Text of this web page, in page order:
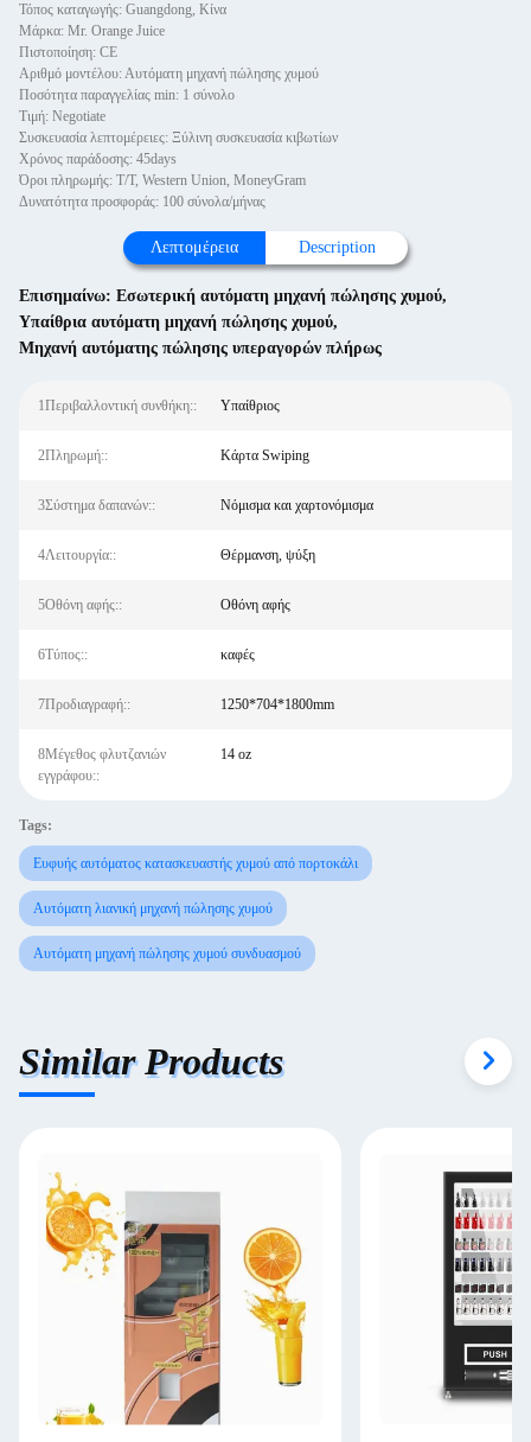
Τόπος καταγωγής: Guangdong, Κίνα
Μάρκα: Mr. Orange Juice
Πιστοποίηση: CE
Αριθμό μοντέλου: Αυτόματη μηχανή πώλησης χυμού
Ποσότητα παραγγελίας min: 1 σύνολο
Τιμή: Negotiate
Συσκευασία λεπτομέρειες: Ξύλινη συσκευασία κιβωτίων
Χρόνος παράδοσης: 45days
Όροι πληρωμής: T/T, Western Union, MoneyGram
Δυνατότητα προσφοράς: 100 σύνολα/μήνας
Λεπτομέρεια Description
Επισημαίνω: Εσωτερική αυτόματη μηχανή πώλησης χυμού,
Υπαίθρια αυτόματη μηχανή πώλησης χυμού,
Μηχανή αυτόματης πώλησης υπεραγορών πλήρως
1Περιβαλλοντική συνθήκη:: Υπαίθριος
2Πληρωμή:: Κάρτα Swiping
3Σύστημα δαπανών:: Νόμισμα και χαρτονόμισμα
4Λειτουργία:: Θέρμανση, ψύξη
5Οθόνη αφής:: Οθόνη αφής
6Τύπος:: καφές
7Προδιαγραφή:: 1250*704*1800mm
8Μέγεθος φλυτζανιών
εγγράφου::
14 oz
Tags:
Ευφυής αυτόματος κατασκευαστής χυμού από πορτοκάλι
Αυτόματη λιανική μηχανή πώλησης χυμού
Αυτόματη μηχανή πώλησης χυμού συνδυασμού
Similar Products